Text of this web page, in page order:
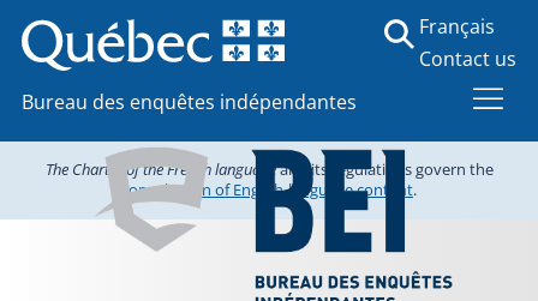
Bureau des enquêtes indépendantes
Français
Contact us
The Charter of the French languageand its regulations govern the
consultation of English-language content.